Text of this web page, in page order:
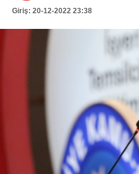
PARAMEDİK (AABT)
Giriş: 20-12-2022 23:38